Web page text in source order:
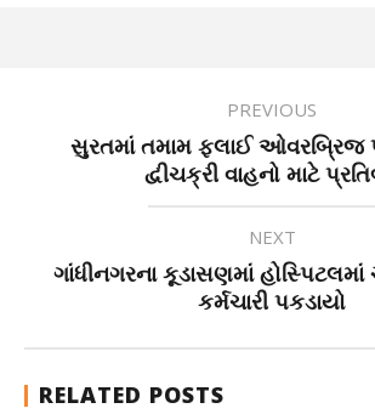
PREVIOUS
સુરતમાં તમામ ફ્લાઈ ઓવરબ્રિજ
દ્વીચક્રી વાહનો માટે
NEXT
ગાંધીનગરના કૂડાસણમાં હોસ્પિટલમાં
કર્મચારી પકડાયો
RELATED POSTS